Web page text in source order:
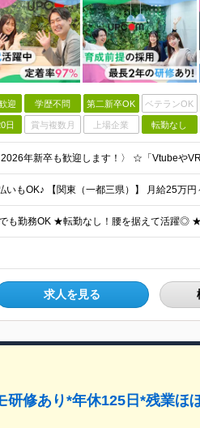
迎 学歴不問 第二新卒OK ベテランOK
日 賞与複数月 上場企業 転勤なし
求人を見る
修あり*年休125日*残業ほ